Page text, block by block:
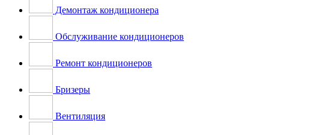
Демонтаж кондиционера
Обслуживание кондиционеров
Ремонт кондиционеров
Бризеры
Вентиляция